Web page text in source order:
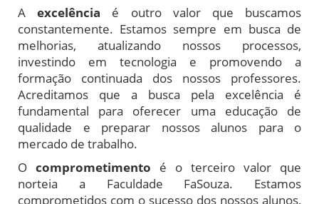
Aexcelência é outro valor que buscamos
constantemente. Estamos sempre em busca de
melhorias, atualizando nossos processos,
investindo em tecnologia e promovendo a
formação continuada dos nossos professores.
Acreditamos que a busca pela excelência é
fundamental para oferecer uma educação de
qualidade e preparar nossos alunos para o
mercado de trabalho.
O comprometimento é o terceiro valor que
norteia a Faculdade FaSouza. Estamos
comprometidos com o sucesso dos nossos alunos,